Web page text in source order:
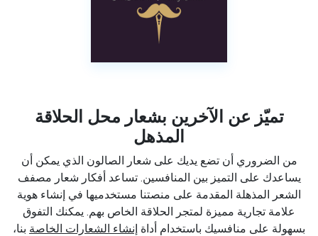
تميّز عن الآخرين بشعار محل الحلاقة
المذهل
من الضروري أن تضع يديك على شعار الصالون الذي يمكن أن
يساعدك على التميز بين المنافسين. تساعد أفكار شعار مصفف
الشعر المذهلة المقدمة على منصتنا مستخدميها في إنشاء هوية
علامة تجارية مميزة لمتجر الحلاقة الخاص بهم. يمكنك التفوق
بسهولة على منافسيك باستخدام أداة إنشاء الشعارات الخاصة بنا،